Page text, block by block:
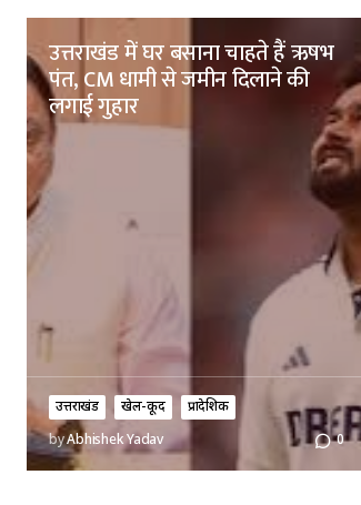
उत्तराखंड में घर बसाना चाहते हैं ऋषभ
पंत, CM धामी से जमीन दिलाने की
लगाई गुहार
उत्तराखंड खेल-कूद
प्रादेशिक
byAbhishek Yadav 0